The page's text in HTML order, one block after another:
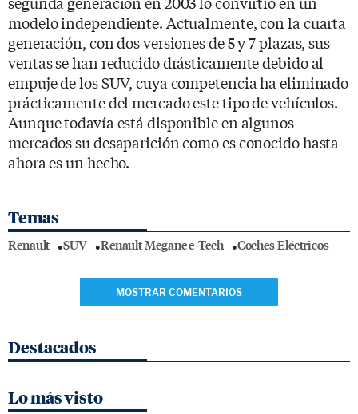
modelo independiente. Actualmente, con la cuarta
generación, con dos versiones de 5 y 7 plazas, sus
ventas se han reducido drásticamente debido al
empuje de los SUV, cuya competencia ha eliminado
prácticamente del mercado este tipo de vehículos.
Aunque todavía está disponible en algunos
mercados su desaparición como es conocido hasta
ahora es un hecho.
Temas
Renault SUV Renault Megane e-Tech Coches Eléctricos
MOSTRAR COMENTARIOS
Destacados
Lo más visto